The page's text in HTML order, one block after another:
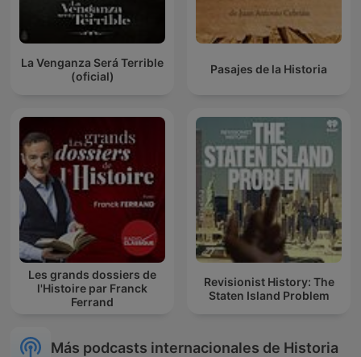
La Venganza Será Terrible
(oficial)
Pasajes de la Historia
Les grands dossiers de
l'Histoire par Franck
Ferrand
Revisionist History: The
Staten Island Problem
Más podcasts internacionales de Historia